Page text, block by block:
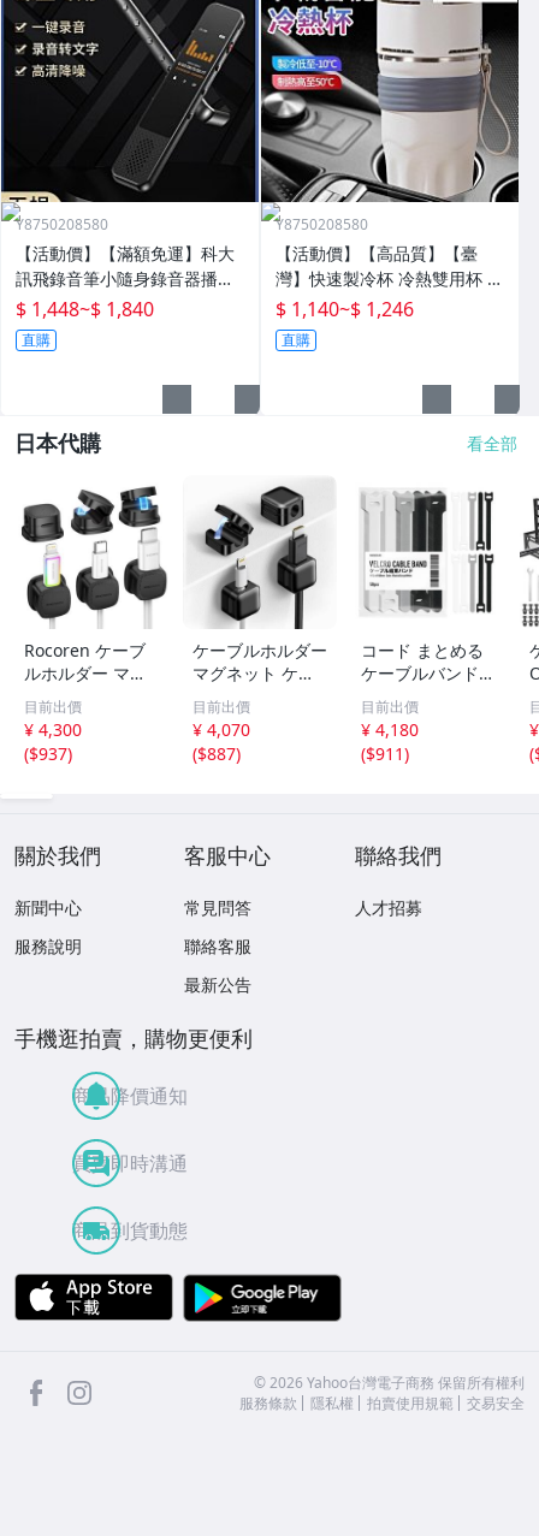
Y8750208580
【活動價】【滿額免運】科大
訊飛錄音筆小隨身錄音器播放
器設備神器專業高清降噪轉文
字超
$ 1,448~$ 1,840
直購
Y8750208580
【活動價】【高品質】【臺
灣】快速製冷杯 冷熱雙用杯 保
溫杯 辦公室水杯 保冰杯 製冷
水杯 車載水杯 充電水杯 恆溫
杯 半
$ 1,140~$ 1,246
直購
日本代購 看全部
Rocoren ケーブ
ルホルダー マグ
ネット式 6個セッ
ト ケーブルクリ
ップ 配線止め 配
線整理 ケーブル
目前出價
¥ 4,300
($937)
ケーブルホルダー
マグネット ケー
ブルクリップ
【超薄型・様々な
配線対応・片手で
楽々】 コードホ
目前出價
¥ 4,070
($887)
コード まとめる
ケーブルバンド
結束バンド 【自
由に調整・繰り返
し使用可能】 マ
ジックテープ バ
目前出價
¥ 4,180
($911)
(
關於我們
新聞中心
服務說明
客服中心
常見問答
聯絡客服
最新公告
聯絡我們
人才招募
手機逛拍賣，購物更便利
商品降價通知
買賣即時溝通
商品到貨動態
APP Store
facebook ©2026 Yahoo台灣電子商務 保留所有權利
服務條款
隱私權 拍賣使用規範 交易安全